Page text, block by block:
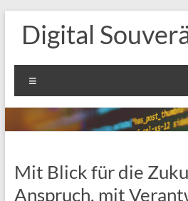
Inhalt
springen
Digital
Mit Blick für die
Anspruch, mit